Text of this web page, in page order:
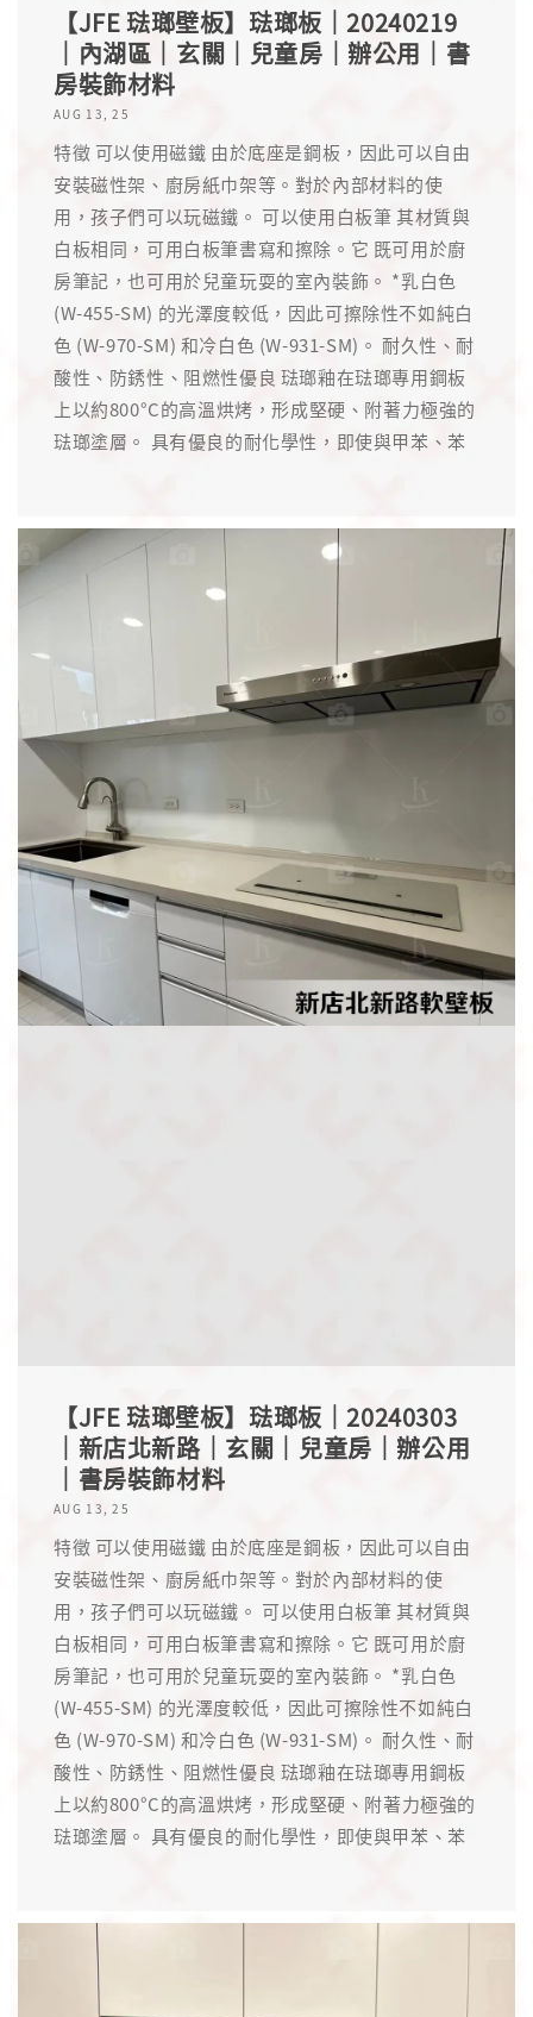
【JFE 琺瑯壁板】琺瑯板｜20240219
｜內湖區｜玄關｜兒童房｜辦公用｜書
房裝飾材料
AUG 13, 25
特徵 可以使用磁鐵 由於底座是鋼板，因此可以自由
安裝磁性架、廚房紙巾架等。對於內部材料的使
用，孩子們可以玩磁鐵。 可以使用白板筆 其材質與
白板相同，可用白板筆書寫和擦除。它 既可用於廚
房筆記，也可用於兒童玩耍的室內裝飾。 *乳白色
(W-455-SM) 的光澤度較低，因此可擦除性不如純白
色 (W-970-SM) 和冷白色 (W-931-SM)。 耐久性、耐
酸性、防銹性、阻燃性優良 琺瑯釉在琺瑯專用鋼板
上以約800°C的高溫烘烤，形成堅硬、附著力極強的
琺瑯塗層。 具有優良的耐化學性，即使與甲苯、苯
【JFE 琺瑯壁板】琺瑯板｜20240303
｜新店北新路｜玄關｜兒童房｜辦公用
｜書房裝飾材料
AUG 13, 25
特徵 可以使用磁鐵 由於底座是鋼板，因此可以自由
安裝磁性架、廚房紙巾架等。對於內部材料的使
用，孩子們可以玩磁鐵。 可以使用白板筆 其材質與
白板相同，可用白板筆書寫和擦除。它 既可用於廚
房筆記，也可用於兒童玩耍的室內裝飾。 *乳白色
(W-455-SM) 的光澤度較低，因此可擦除性不如純白
色 (W-970-SM) 和冷白色 (W-931-SM)。 耐久性、耐
酸性、防銹性、阻燃性優良 琺瑯釉在琺瑯專用鋼板
上以約800°C的高溫烘烤，形成堅硬、附著力極強的
琺瑯塗層。 具有優良的耐化學性，即使與甲苯、苯